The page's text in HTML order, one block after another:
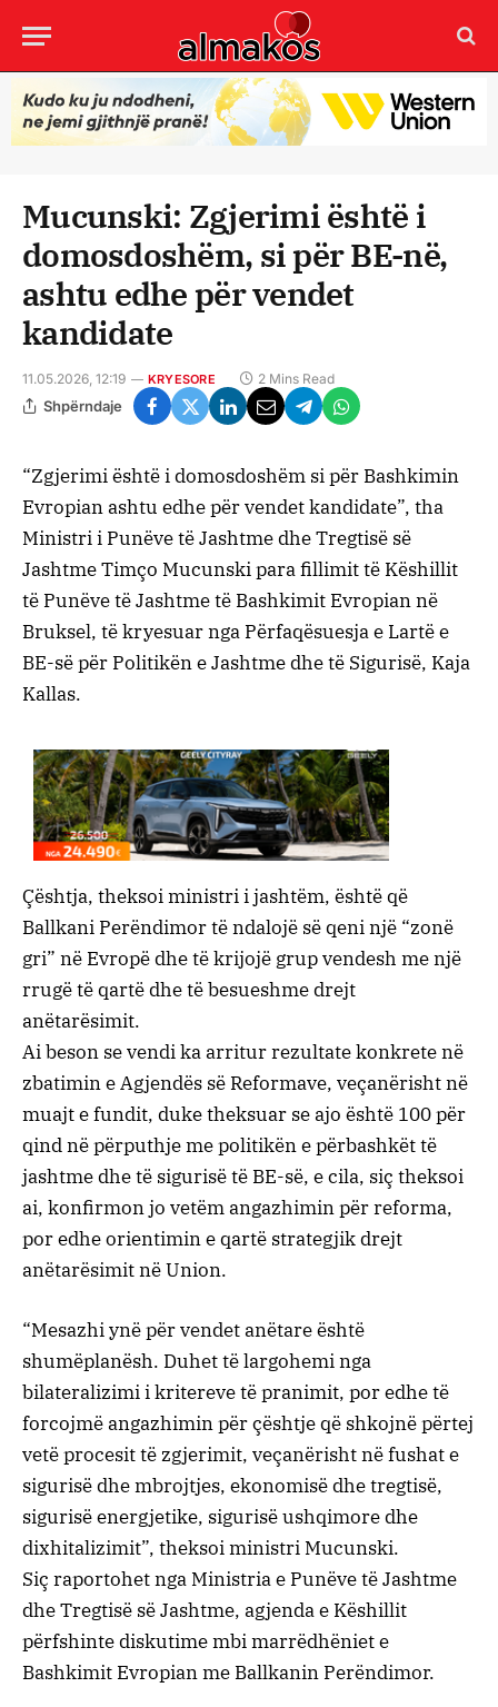
Mucunski: Zgjerimi është i
domosdoshëm, si për BE-në,
ashtu edhe për vendet
kandidate
11.05.2026, 12:19 KRYESORE 2 Mins Read
Shpërndaje
“Zgjerimi është i domosdoshëm si për Bashkimin
Evropian ashtu edhe për vendet kandidate”, tha
Ministri i Punëve të Jashtme dhe Tregtisë së
Jashtme Timço Mucunski para fillimit të Këshillit
të Punëve të Jashtme të Bashkimit Evropian në
Bruksel, të kryesuar nga Përfaqësuesja e Lartë e
BE-së për Politikën e Jashtme dhe të Sigurisë, Kaja
Kallas.
Çështja, theksoi ministri i jashtëm, është që
Ballkani Perëndimor të ndalojë së qeni një “zonë
gri” në Evropë dhe të krijojë grup vendesh me një
rrugë të qartë dhe të besueshme drejt
anëtarësimit.
Ai beson se vendi ka arritur rezultate konkrete në
zbatimin e Agjendës së Reformave, veçanërisht në
muajt e fundit, duke theksuar se ajo është 100 për
qind në përputhje me politikën e përbashkët të
jashtme dhe të sigurisë të BE-së, e cila, siç theksoi
ai, konfirmon jo vetëm angazhimin për reforma,
por edhe orientimin e qartë strategjik drejt
anëtarësimit në Union.
“Mesazhi ynë për vendet anëtare është
shumëplanësh. Duhet të largohemi nga
bilateralizimi i kritereve të pranimit, por edhe të
forcojmë angazhimin për çështje që shkojnë përtej
vetë procesit të zgjerimit, veçanërisht në fushat e
sigurisë dhe mbrojtjes, ekonomisë dhe tregtisë,
sigurisë energjetike, sigurisë ushqimore dhe
dixhitalizimit”, theksoi ministri Mucunski.
Siç raportohet nga Ministria e Punëve të Jashtme
dhe Tregtisë së Jashtme, agjenda e Këshillit
përfshinte diskutime mbi marrëdhëniet e
Bashkimit Evropian me Ballkanin Perëndimor.